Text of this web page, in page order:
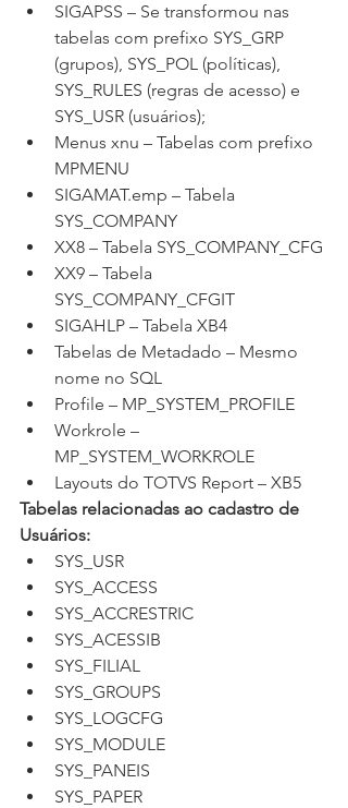
SIGAPSS – Se transformou nas
tabelas com prefixo SYS_GRP
(grupos), SYS_POL (políticas),
SYS_RULES (regras de acesso) e
SYS_USR (usuários);
Menus xnu – Tabelas com prefixo
MPMENU
SIGAMAT.emp – Tabela
SYS_COMPANY
XX8 – Tabela SYS_COMPANY_CFG
XX9 – Tabela
SYS_COMPANY_CFGIT
SIGAHLP – Tabela XB4
Tabelas de Metadado – Mesmo
nome no SQL
Profile – MP_SYSTEM_PROFILE
Workrole –
MP_SYSTEM_WORKROLE
Layouts do TOTVS Report – XB5
Tabelas relacionadas ao cadastro de
Usuários:
SYS_USR
SYS_ACCESS
SYS_ACCRESTRIC
SYS_ACESSIB
SYS_FILIAL
SYS_GROUPS
SYS_LOGCFG
SYS_MODULE
SYS_PANEIS
SYS_PAPER